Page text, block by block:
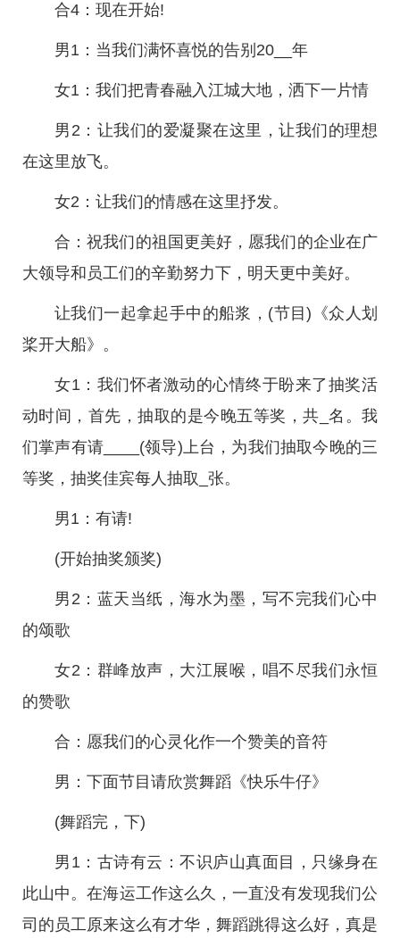
合4：现在开始!
男1：当我们满怀喜悦的告别20__年
女1：我们把青春融入江城大地，洒下一片情
男2：让我们的爱凝聚在这里，让我们的理想
在这里放飞。
女2：让我们的情感在这里抒发。
合：祝我们的祖国更美好，愿我们的企业在广
大领导和员工们的辛勤努力下，明天更中美好。
让我们一起拿起手中的船浆，(节目)《众人划
桨开大船》。
女1：我们怀者激动的心情终于盼来了抽奖活
动时间，首先，抽取的是今晚五等奖，共_名。我
们掌声有请____(领导)上台，为我们抽取今晚的三
等奖，抽奖佳宾每人抽取_张。
男1：有请!
(开始抽奖颁奖)
男2：蓝天当纸，海水为墨，写不完我们心中
的颂歌
女2：群峰放声，大江展喉，唱不尽我们永恒
的赞歌
合：愿我们的心灵化作一个赞美的音符
男：下面节目请欣赏舞蹈《快乐牛仔》
(舞蹈完，下)
男1：古诗有云：不识庐山真面目，只缘身在
此山中。在海运工作这么久，一直没有发现我们公
司的员工原来这么有才华，舞蹈跳得这么好，真是